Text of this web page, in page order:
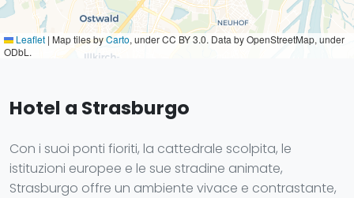
Leaflet | Map tiles byCarto, under CC BY 3.0. Data by OpenStreetMap, under
ODbL.
Hotel a Strasburgo
Con i suoi ponti fioriti, la cattedrale scolpita, le
istituzioni europee e le sue stradine animate,
Strasburgo offre un ambiente vivace e contrastante,